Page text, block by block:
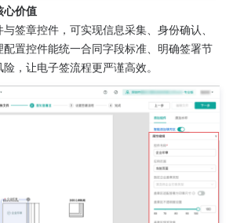
心价值
签章控件，可实现信息采集、身份确认、
置控件能统一合同字段标准、明确签署节
，让电子签流程更严谨高效。